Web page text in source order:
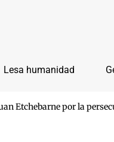
Lesa humanidad
Etchebarne por la